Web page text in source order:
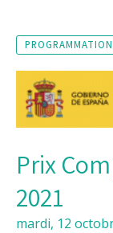
Prix
2021
mardi, 12